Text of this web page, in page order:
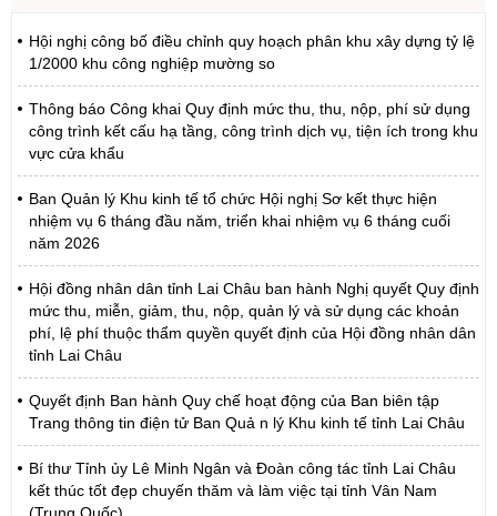
Hội nghị công bố điều chỉnh quy hoạch phân khu xây dựng tỷ lệ
1/2000 khu công nghiệp mường so
Thông báo Công khai Quy định mức thu, thu, nộp, phí sử dụng
công trình kết cấu hạ tầng, công trình dịch vụ, tiện ích trong khu
vực cửa khẩu
Ban Quản lý Khu kinh tế tổ chức Hội nghị Sơ kết thực hiện
nhiệm vụ 6 tháng đầu năm, triển khai nhiệm vụ 6 tháng cuối
năm 2026
Hội đồng nhân dân tỉnh Lai Châu ban hành Nghị quyết Quy định
mức thu, miễn, giảm, thu, nộp, quản lý và sử dụng các khoản
phí, lệ phí thuộc thẩm quyền quyết định của Hội đồng nhân dân
tỉnh Lai Châu
Quyết định Ban hành Quy chế hoạt động của Ban biên tập
Trang thông tin điện tử Ban Quả n lý Khu kinh tế tỉnh Lai Châu
Bí thư Tỉnh ủy Lê Minh Ngân và Đoàn công tác tỉnh Lai Châu
kết thúc tốt đẹp chuyến thăm và làm việc tại tỉnh Vân Nam